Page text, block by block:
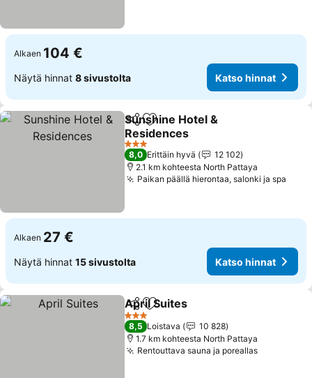
Alkaen 104 €
Näytä hinnat 8 sivustolta Katso hinnat
Jaa Lisää suosikkeihin
Sunshine Hotel &
Residences
3 Tähtiluokitus
8,0 Erittäin hyvä
12 102
2.1 km kohteesta North Pattaya
Paikan päällä hierontaa, salonki ja spa
Alkaen 27 €
Näytä hinnat 15 sivustolta Katso hinnat
Jaa Lisää suosikkeihin
April Suites
3 Tähtiluokitus
8,5 Loistava
10 828
1.7 km kohteesta North Pattaya
Rentouttava sauna ja poreallas